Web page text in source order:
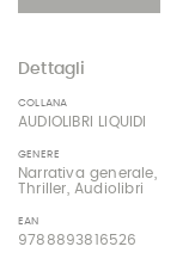
Dettagli
COLLANA
AUDIOLIBRI LIQUIDI
GENERE
Narrativa generale,
Thriller, Audiolibri
EAN
9788893816526